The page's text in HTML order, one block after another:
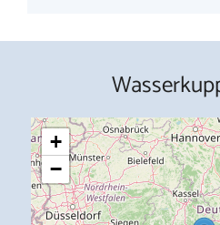
+
−